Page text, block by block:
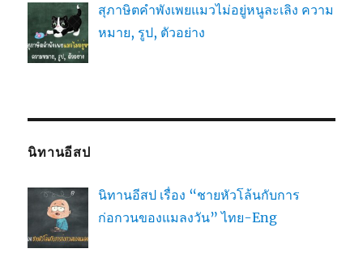
สุภาษิตคำพังเพยแมวไม่อยู่หนูละเลิง ความ
หมาย, รูป, ตัวอย่าง
นิทานอีสป
นิทานอีสป เรื่อง “ชายหัวโล้นกับการ
ก่อกวนของแมลงวัน” ไทย-Eng